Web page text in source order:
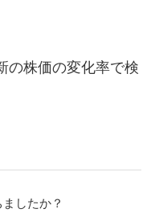
の株価の変化率で検
したか？